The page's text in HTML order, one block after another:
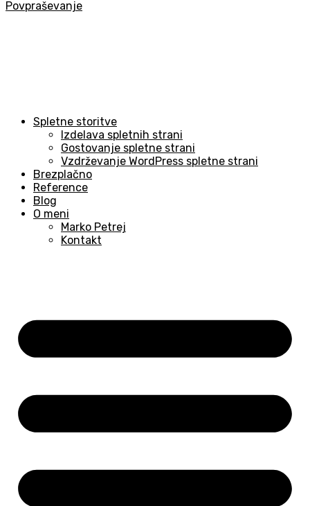
Povpraševanje
Spletne storitve
Izdelava spletnih strani
Gostovanje spletne strani
Vzdrževanje WordPress spletne strani
Brezplačno
Reference
Blog
O meni
Marko Petrej
Kontakt